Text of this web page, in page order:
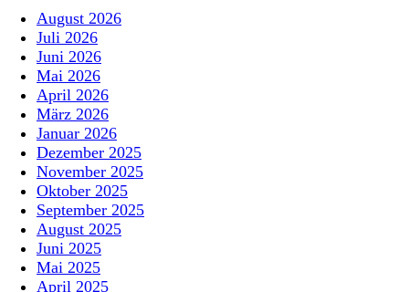
August 2026
Juli 2026
Juni 2026
Mai 2026
April 2026
März 2026
Januar 2026
Dezember 2025
November 2025
Oktober 2025
September 2025
August 2025
Juni 2025
Mai 2025
April 2025